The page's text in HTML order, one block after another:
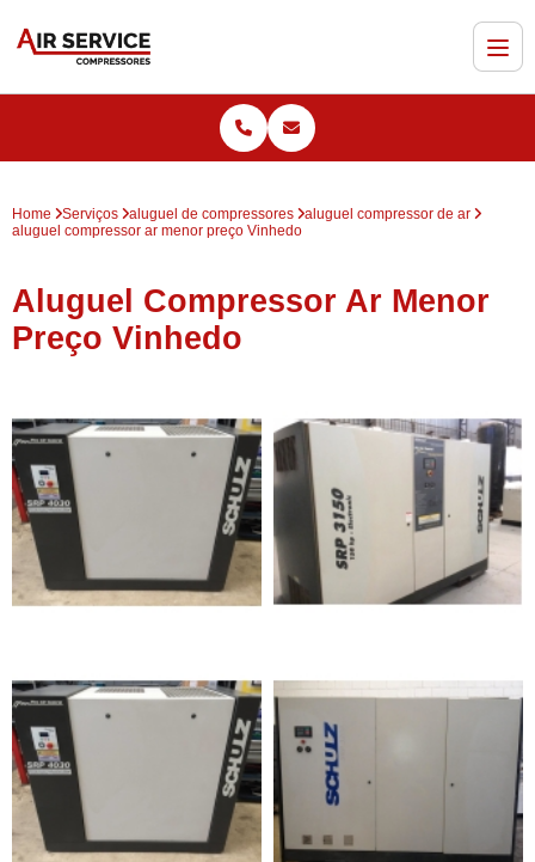
Home Serviços aluguel de compressores
aluguel compressor de ar
aluguel compressor ar menor preço Vinhedo
Aluguel Compressor Ar Menor
Preço Vinhedo